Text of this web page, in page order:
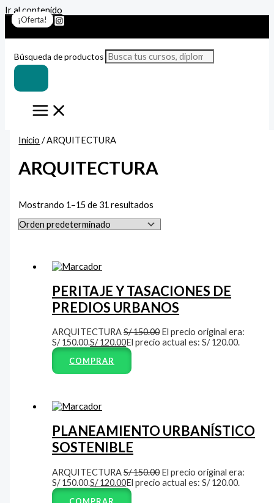
Ir al contenido
Búsqueda de productos
Inicio / ARQUITECTURA
ARQUITECTURA
Mostrando 1–15 de 31 resultados
¡Oferta!
PERITAJE Y TASACIONES DE
PREDIOS URBANOS
ARQUITECTURAS/150.00 El precio original era:
S/ 150.00.S/120.00El precio actual es: S/ 120.00.
COMPRAR
¡Oferta!
PLANEAMIENTO URBANÍSTICO
SOSTENIBLE
ARQUITECTURAS/150.00 El precio original era:
S/ 150.00.S/120.00El precio actual es: S/ 120.00.
COMPRAR
¡Oferta!
¡Oferta!
¡Oferta!
¡Oferta!
¡Oferta!
¡Oferta!
¡Oferta!
¡Oferta!
¡Oferta!
¡Oferta!
¡Oferta!
¡Oferta!
¡Oferta!